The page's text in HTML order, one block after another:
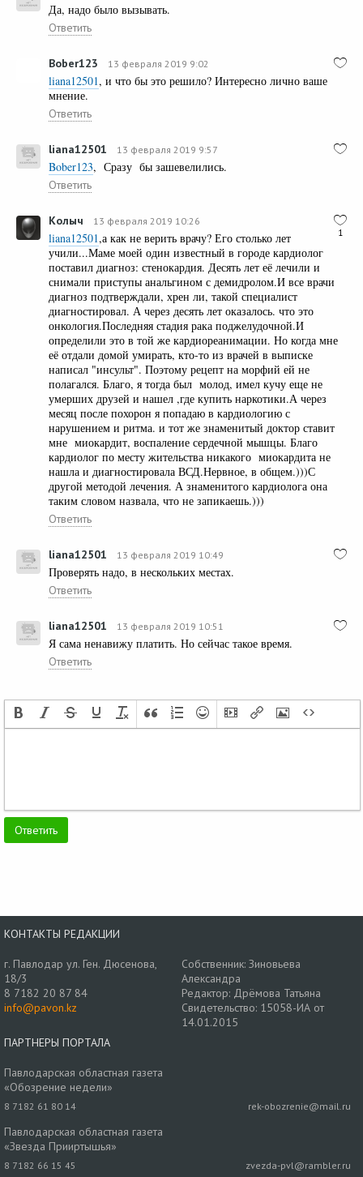
Да, надо было вызывать.
Ответить
Bober123 13 февраля 2019 9:02
liana12501, и что бы это решило? Интересно лично ваше
мнение.
Ответить
liana12501 13 февраля 2019 9:57
Bober123, Сразу бы зашевелились.
Ответить
1
Колыч 13 февраля 2019 10:26
liana12501,а как не верить врачу? Его столько лет
учили...Маме моей один известный в городе кардиолог
поставил диагноз: стенокардия. Десять лет её лечили и
снимали приступы анальгином с демидролом.И все врачи
диагноз подтверждали, хрен ли, такой специалист
диагностировал. А через десять лет оказалось. что это
онкология.Последняя стадия рака поджелудочной.И
определили это в той же кардиореанимации. Но когда мне
её отдали домой умирать, кто-то из врачей в выписке
написал "инсульт". Поэтому рецепт на морфий ей не
полагался. Благо, я тогда был молод, имел кучу еще не
умерших друзей и нашел ,где купить наркотики.А через
месяц после похорон я попадаю в кардиологию с
нарушением и ритма. и тот же знаменитый доктор ставит
мне миокардит, воспаление сердечной мышцы. Благо
кардиолог по месту жительства никакого миокардита не
нашла и диагностировала ВСД.Нервное, в общем.)))С
другой методой лечения. А знаменитого кардиолога она
таким словом назвала, что не запикаешь.)))
Ответить
liana12501 13 февраля 2019 10:49
Проверять надо, в нескольких местах.
Ответить
liana12501 13 февраля 2019 10:51
Я сама ненавижу платить. Но сейчас такое время.
Ответить
КОНТАКТЫ РЕДАКЦИИ
г. Павлодар ул. Ген. Дюсенова,
18/3
8 7182 20 87 84
info@pavon.kz
Собственник: Зиновьева
Александра
Редактор: Дрёмова Татьяна
Свидетельство: 15058-ИА от
14.01.2015
ПАРТНЕРЫ ПОРТАЛА
Павлодарская областная газета
«Обозрение недели»
8 7182 61 80 14 rek-obozrenie@mail.ru
Павлодарская областная газета
«Звезда Прииртышья»
8 7182 66 15 45 zvezda-pvl@rambler.ru